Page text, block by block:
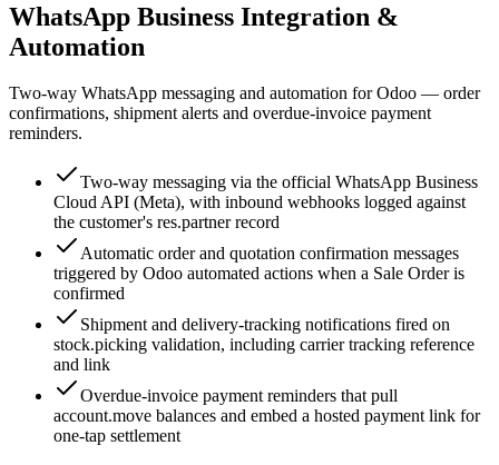
WhatsApp Business Integration &
Automation
Two-way WhatsApp messaging and automation for Odoo — order
confirmations, shipment alerts and overdue-invoice payment
reminders.
Two-way messaging via the official WhatsApp Business
Cloud API (Meta), with inbound webhooks logged against
the customer's res.partner record
Automatic order and quotation confirmation messages
triggered by Odoo automated actions when a Sale Order is
confirmed
Shipment and delivery-tracking notifications fired on
stock.picking validation, including carrier tracking reference
and link
Overdue-invoice payment reminders that pull
account.move balances and embed a hosted payment link for
one-tap settlement